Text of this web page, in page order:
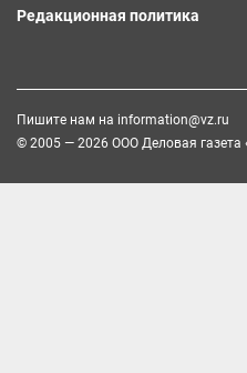
Редакционная политика
Пишите нам на information@vz.ru
© 2005 — 2026 ООО Деловая газета